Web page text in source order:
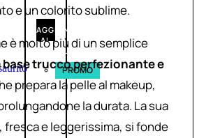
AGGIUNGI
AL
CARRELLO
PROMO
e un colorito sublime.
è molto più di un semplice
base trucco perfezionante e
prepara la pelle al makeup,
la durata. La sua
, fresca e leggerissima, si fonde